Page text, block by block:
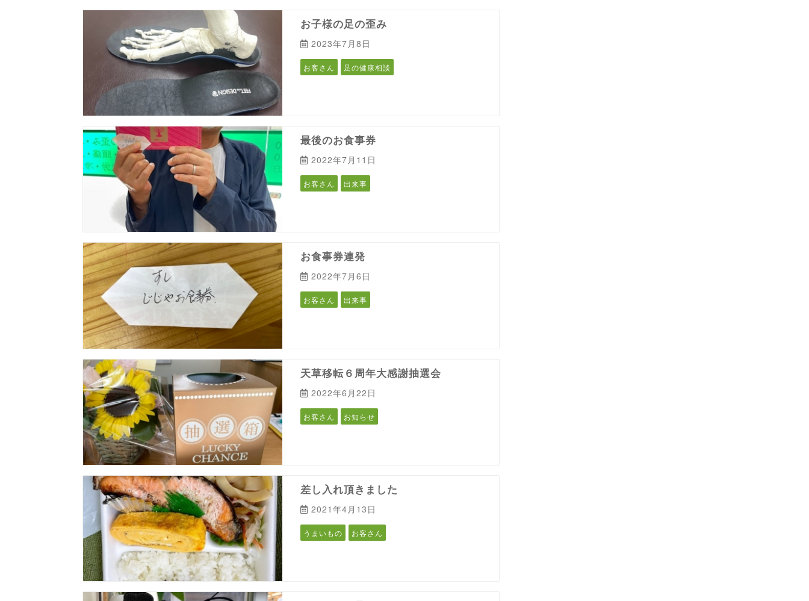
お子様の足の歪み
2023年7月8日
お客さん 足の健康相談
最後のお食事券
2022年7月11日
お客さん 出来事
お食事券連発
2022年7月6日
お客さん 出来事
天草移転６周年大感謝抽選会
2022年6月22日
お客さん お知らせ
差し入れ頂きました
2021年4月13日
うまいもの お客さん